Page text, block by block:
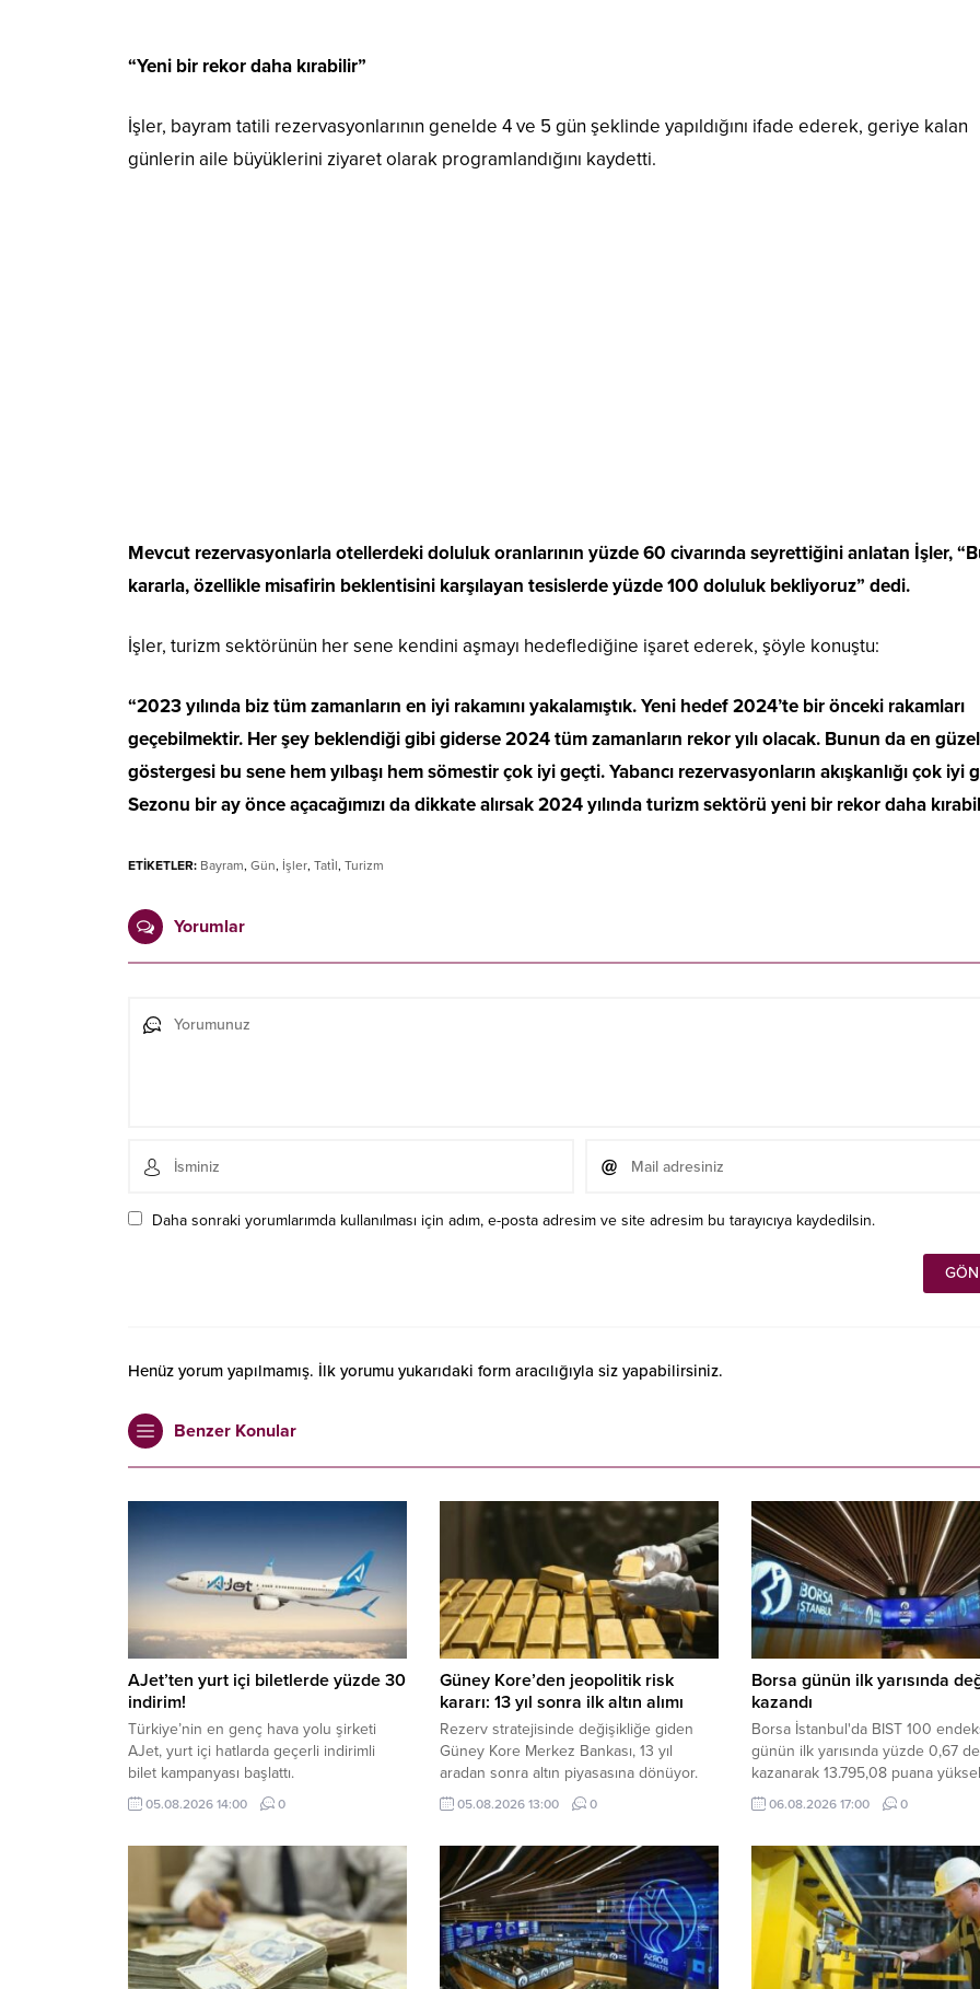
“Yeni bir rekor daha kırabilir”
İşler, bayram tatili rezervasyonlarının genelde 4 ve 5 gün şeklinde yapıldığını ifade ederek, geriye kalan
günlerin aile büyüklerini ziyaret olarak programlandığını kaydetti.
Mevcut rezervasyonlarla otellerdeki doluluk oranlarının yüzde 60 civarında seyrettiğini anlatan İşler,
kararla, özellikle misafirin beklentisini karşılayan tesislerde yüzde 100 doluluk bekliyoruz” dedi.
İşler, turizm sektörünün her sene kendini aşmayı hedeflediğine işaret ederek, şöyle konuştu:
“2023 yılında biz tüm zamanların en iyi rakamını yakalamıştık. Yeni hedef 2024’te bir önceki rakamları
geçebilmektir. Her şey beklendiği gibi giderse 2024 tüm zamanların rekor yılı olacak. Bunun da en güzel
göstergesi bu sene hem yılbaşı hem sömestir çok iyi geçti. Yabancı rezervasyonların akışkanlığı çok iyi
Sezonu bir ay önce açacağımızı da dikkate alırsak 2024 yılında turizm sektörü yeni bir rekor daha
ETİKETLER: Bayram, Gün, İşler, Tati̇l, Turizm
Yorumlar
Daha sonraki yorumlarımda kullanılması için adım, e-posta adresim ve site adresim bu tarayıcıya kaydedilsin.
Henüz yorum yapılmamış. İlk yorumu yukarıdaki form aracılığıyla siz yapabilirsiniz.
Benzer Konular
AJet’ten yurt içi biletlerde yüzde 30
indirim!
Türkiye’nin en genç hava yolu şirketi
AJet, yurt içi hatlarda geçerli indirimli
bilet kampanyası başlattı.
05.08.2026 14:00 0
Güney Kore’den jeopolitik risk
kararı: 13 yıl sonra ilk altın alımı
Rezerv stratejisinde değişikliğe giden
Güney Kore Merkez Bankası, 13 yıl
aradan sonra altın piyasasına dönüyor.
Merkez bankası, altın rezervlerini
muhafaza ettiği fiziki depolama noktalarını
05.08.2026 13:00 0
Borsa günün ilk yarısında
kazandı
Borsa İstanbul'da BIST 100
günün ilk yarısında yüzde 0,67
kazanarak 13.795,08 puana
06.08.2026 17:00 0